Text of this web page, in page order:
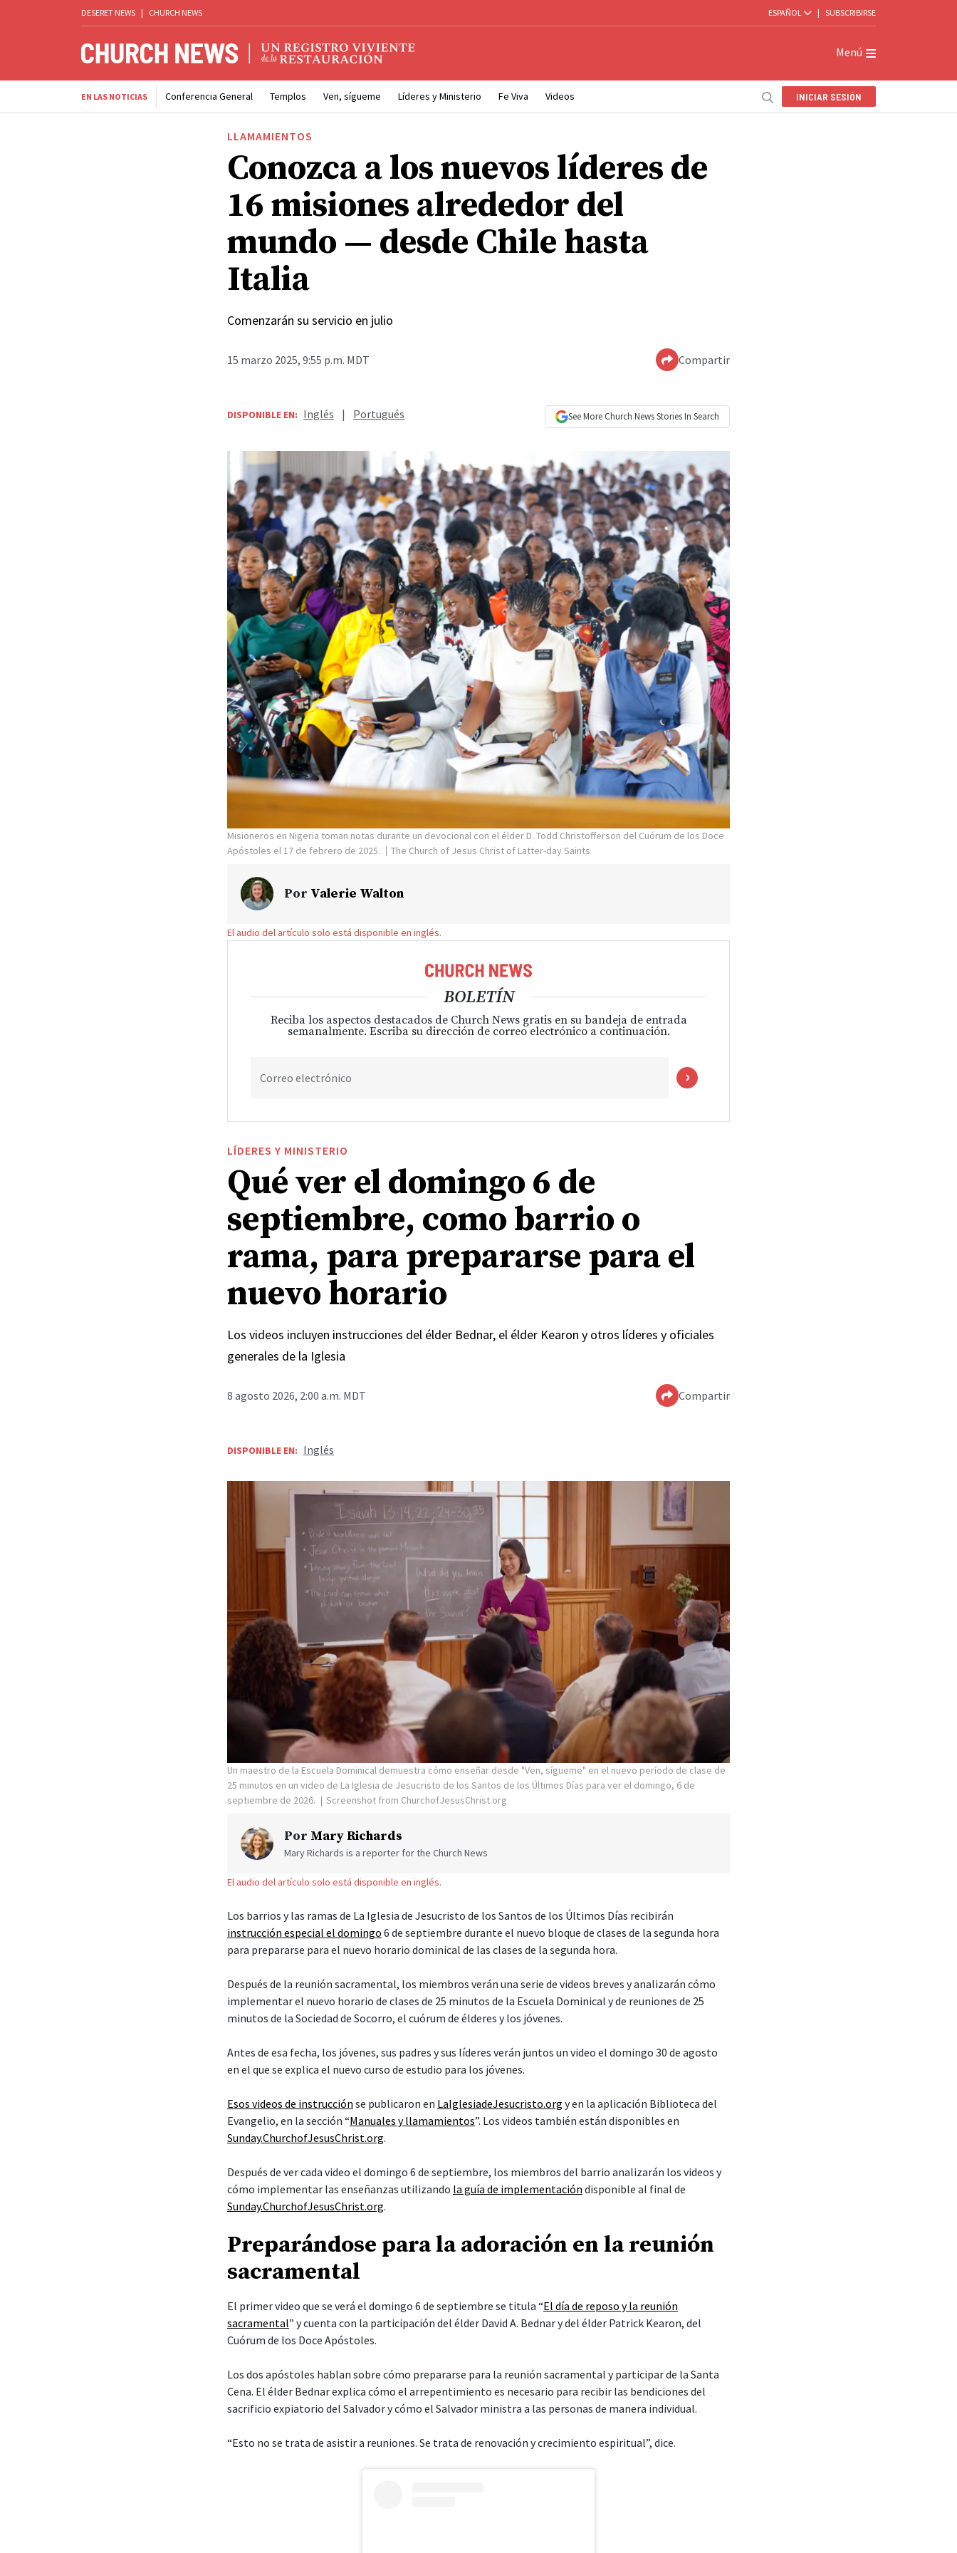
DESERET NEWS | CHURCH NEWS ESPAÑOL | SUBSCRIBIRSE
Menú
EN LAS NOTICIAS Conferencia General Templos Ven, sígueme Líderes y Ministerio Fe Viva Videos INICIAR SESIÓN
LLAMAMIENTOS
Conozca a los nuevos líderes de
16 misiones alrededor del
mundo — desde Chile hasta
Italia
Comenzarán su servicio en julio
15 marzo 2025, 9:55 p.m. MDT Compartir
DISPONIBLE EN: Inglés | Portugués See More Church NewsStories In Search
Misioneros en Nigeria toman notas durante un devocional con el élder D. Todd Christofferson del Cuórum de los Doce
Apóstoles el 17 de febrero de 2025.
The Church of Jesus Christ of Latter-day Saints
Por Valerie Walton
El audio del artículo solo está disponible en inglés.
BOLETÍN
Reciba los aspectos destacados de Church News gratis en su bandeja de entrada
semanalmente. Escriba su dirección de correo electrónico a continuación.
Correo electrónico
LÍDERES Y MINISTERIO
Qué ver el domingo 6 de
septiembre, como barrio o
rama, para prepararse para el
nuevo horario
Los videos incluyen instrucciones del élder Bednar, el élder Kearon y otros líderes y oficiales
generales de la Iglesia
8 agosto 2026, 2:00 a.m. MDT Compartir
DISPONIBLE EN: Inglés
Un maestro de la Escuela Dominical demuestra cómo enseñar desde "Ven, sígueme" en el nuevo período de clase de
25 minutos en un video de La Iglesia de Jesucristo de los Santos de los Últimos Días para ver el domingo, 6 de
Screenshot from ChurchofJesusChrist.org
Por Mary Richards
Mary Richards is a reporter for the Church News
El audio del artículo solo está disponible en inglés.
Los barrios y las ramas de La Iglesia de Jesucristo de los Santos de los Últimos Días recibirán
instrucción especial el domingo6 de septiembre durante el nuevo bloque de clases de la segunda hora
para prepararse para el nuevo horario dominical de las clases de la segunda hora.
Después de la reunión sacramental, los miembros verán una serie de videos breves y analizarán cómo
implementar el nuevo horario de clases de 25 minutos de la Escuela Dominical y de reuniones de 25
minutos de la Sociedad de Socorro, el cuórum de élderes y los jóvenes.
Antes de esa fecha, los jóvenes, sus padres y sus líderes verán juntos un video el domingo 30 de agosto
en el que se explica el nuevo curso de estudio para los jóvenes.
Evangelio, en la sección “Manuales y llamamientos
Sunday.ChurchofJesusChrist.org.
Después de ver cada video el domingo 6 de septiembre, los miembros del barrio analizarán los videos y
la guía de implementación
disponible al final de
Sunday.ChurchofJesusChrist.org.
Preparándose para la adoración en la reunión
sacramental
El primer video que se verá el domingo 6 de septiembre se titula “El día de reposo y la reunión
Cuórum de los Doce Apóstoles.
Cena. El élder Bednar explica cómo el arrepentimiento es necesario para recibir las bendiciones del
sacrificio expiatorio del Salvador y cómo el Salvador ministra a las personas de manera individual.